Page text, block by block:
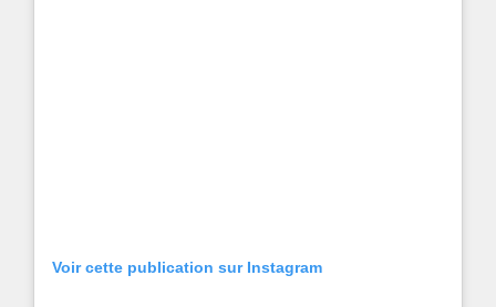
Voir cette publication sur Instagram